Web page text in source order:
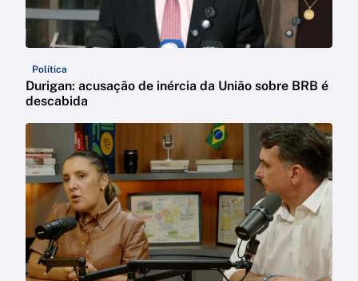
Política
Durigan: acusação de inércia da União sobre BRB é
descabida